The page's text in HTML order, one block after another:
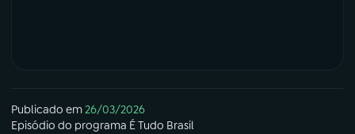
Publicado em26/03/2026
Episódio do programa É Tudo Brasil